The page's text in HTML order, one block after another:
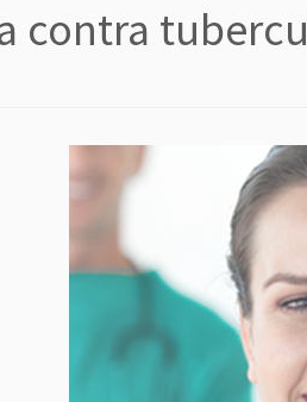
contra